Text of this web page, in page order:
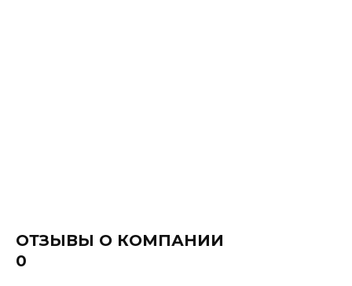
ОТЗЫВЫ О КОМПАНИИ
0